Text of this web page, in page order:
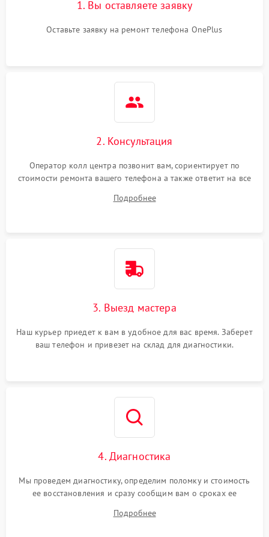
1. Вы оставляете заявку
Оставьте заявку на ремонт телефона OnePlus
2. Консультация
Оператор колл центра позвонит вам, сориентирует по
стоимости ремонта вашего телефона а также ответит на все
Подробнее
3. Выезд мастера
Наш курьер приедет к вам в удобное для вас время. Заберет
ваш телефон и привезет на склад для диагностики.
4. Диагностика
Мы проведем диагностику, определим поломку и стоимость
ее восстановления и сразу сообщим вам о сроках ее
Подробнее